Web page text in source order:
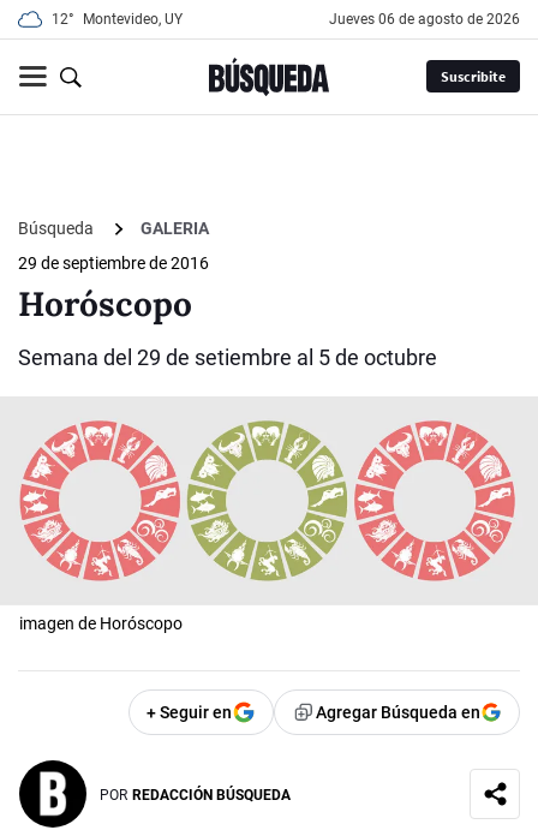
12° Montevideo, UY jueves 06 de agosto de 2026
Suscribite
Búsqueda
GALERIA
29 de septiembre de 2016
Horóscopo
Semana del 29 de setiembre al 5 de octubre
imagen de Horóscopo
+ Seguir en Agregar Búsqueda en
POR REDACCIÓN BÚSQUEDA